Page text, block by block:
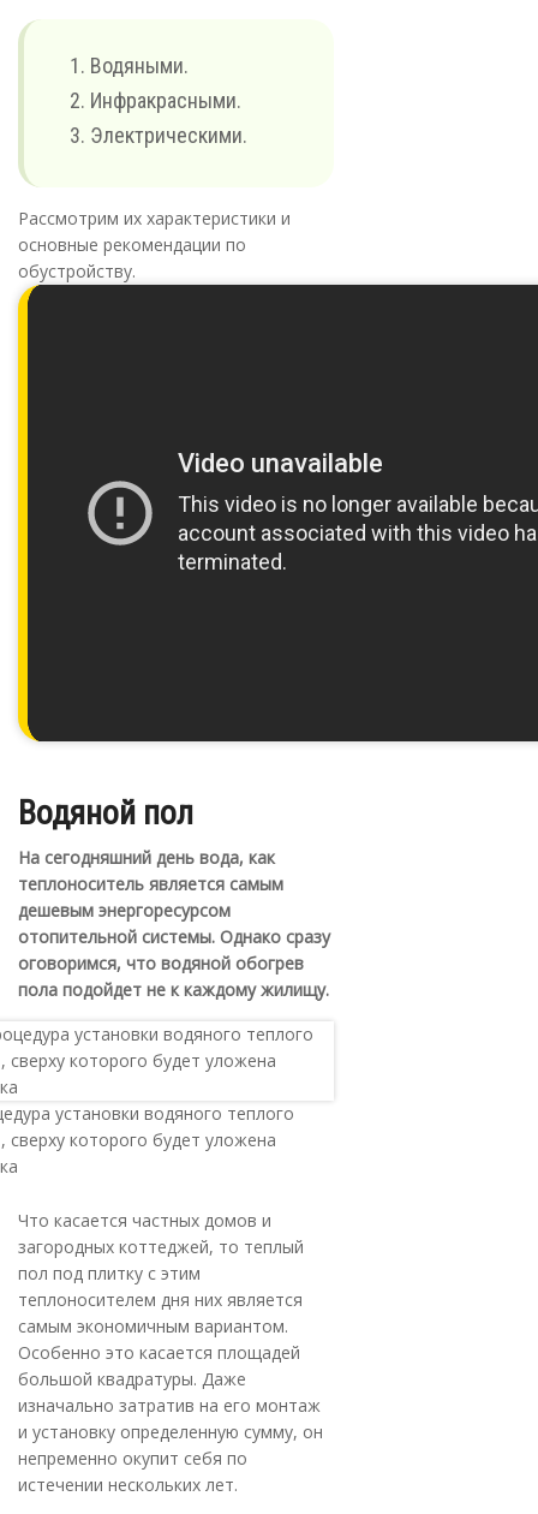
Водяными.
Инфракрасными.
Электрическими.
Рассмотрим их характеристики и
основные рекомендации по
обустройству.
Водяной пол
На сегодняшний день вода, как
теплоноситель является самым
дешевым энергоресурсом
отопительной системы. Однако сразу
оговоримся, что водяной обогрев
пола подойдет не к каждому жилищу.
установки водяного теплого
сверху которого будет уложена
Что касается частных домов и
загородных коттеджей, то теплый
пол под плитку с этим
теплоносителем дня них является
самым экономичным вариантом.
Особенно это касается площадей
большой квадратуры. Даже
изначально затратив на его монтаж
и установку определенную сумму, он
непременно окупит себя по
истечении нескольких лет.